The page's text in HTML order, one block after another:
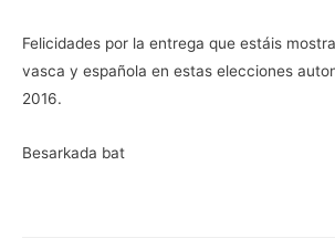
Felicidades por la entrega que estáis
vasca y española en estas elecciones
2016.
Besarkada bat